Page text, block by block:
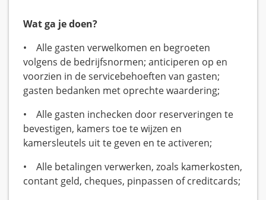
Wat ga je doen?
• Alle gasten verwelkomen en begroeten
volgens de bedrijfsnormen; anticiperen op en
voorzien in de servicebehoeften van gasten;
gasten bedanken met oprechte waardering;
• Alle gasten inchecken door reserveringen te
bevestigen, kamers toe te wijzen en
kamersleutels uit te geven en te activeren;
• Alle betalingen verwerken, zoals kamerkosten,
contant geld, cheques, pinpassen of creditcards;